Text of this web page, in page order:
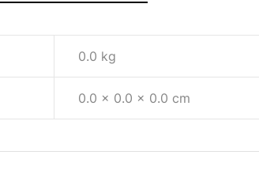
0.0 kg
0.0 × 0.0 × 0.0 cm